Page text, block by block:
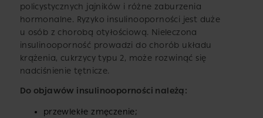
policystycznych jajników i różne zaburzenia
hormonalne. Ryzyko insulinooporności jest duże
u osób z chorobą otyłościową. Nieleczona
insulinooporność prowadzi do chorób układu
krążenia, cukrzycy typu 2, może rozwinąć się
nadciśnienie tętnicze.
Do objawów insulinooporności należą:
przewlekłe zmęczenie;